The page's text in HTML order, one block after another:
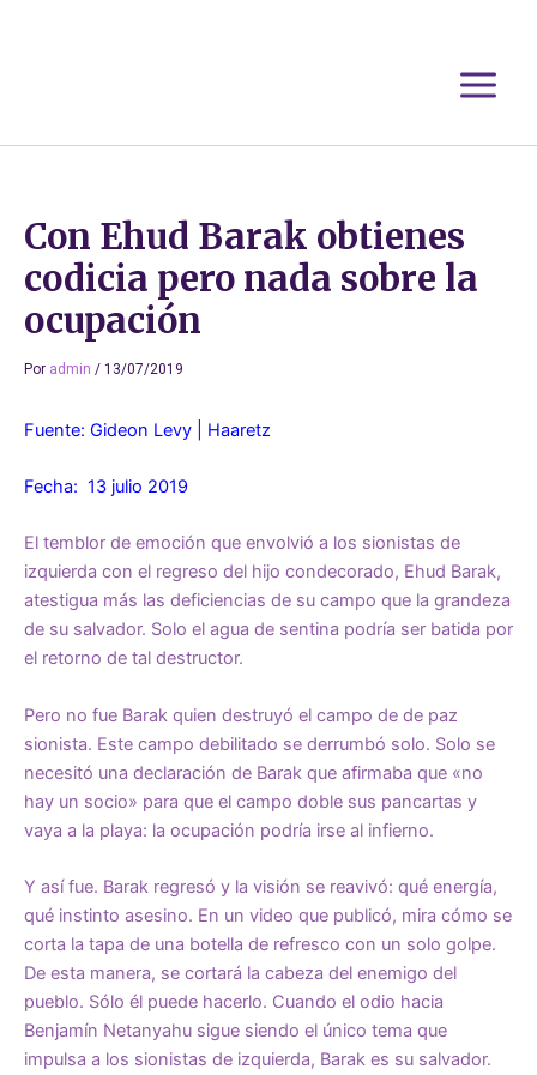
Con Ehud Barak obtienes
codicia pero nada sobre la
ocupación
Por admin / 13/07/2019
Fuente: Gideon Levy | Haaretz
Fecha: 13 julio 2019
El temblor de emoción que envolvió a los sionistas de
izquierda con el regreso del hijo condecorado, Ehud Barak,
atestigua más las deficiencias de su campo que la grandeza
de su salvador. Solo el agua de sentina podría ser batida por
el retorno de tal destructor.
Pero no fue Barak quien destruyó el campo de de paz
sionista. Este campo debilitado se derrumbó solo. Solo se
necesitó una declaración de Barak que afirmaba que «no
hay un socio» para que el campo doble sus pancartas y
vaya a la playa: la ocupación podría irse al infierno.
Y así fue. Barak regresó y la visión se reavivó: qué energía,
qué instinto asesino. En un video que publicó, mira cómo se
corta la tapa de una botella de refresco con un solo golpe.
De esta manera, se cortará la cabeza del enemigo del
pueblo. Sólo él puede hacerlo. Cuando el odio hacia
Benjamín Netanyahu sigue siendo el único tema que
impulsa a los sionistas de izquierda, Barak es su salvador.